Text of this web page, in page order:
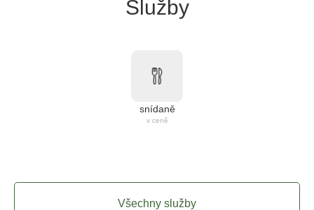
Služby
snídaně
v ceně
Všechny služby